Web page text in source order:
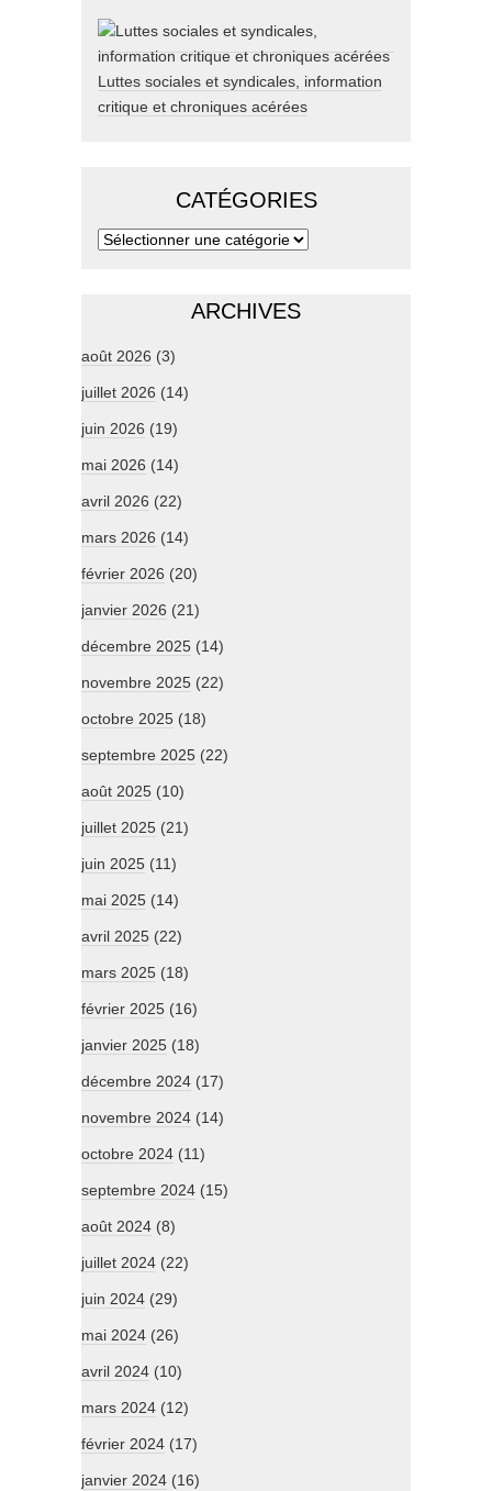
Luttes sociales et syndicales, information
critique et chroniques acérées
CATÉGORIES
ARCHIVES
août 2026 (3)
juillet 2026 (14)
juin 2026 (19)
mai 2026 (14)
avril 2026 (22)
mars 2026 (14)
février 2026 (20)
janvier 2026 (21)
décembre 2025 (14)
novembre 2025 (22)
octobre 2025 (18)
septembre 2025 (22)
août 2025 (10)
juillet 2025 (21)
juin 2025 (11)
mai 2025 (14)
avril 2025 (22)
mars 2025 (18)
février 2025 (16)
janvier 2025 (18)
décembre 2024 (17)
novembre 2024 (14)
octobre 2024 (11)
septembre 2024 (15)
août 2024 (8)
juillet 2024 (22)
juin 2024 (29)
mai 2024 (26)
avril 2024 (10)
mars 2024 (12)
février 2024 (17)
janvier 2024 (16)